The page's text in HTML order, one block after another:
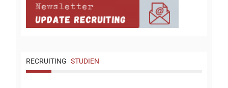
RECRUITING STUDIEN